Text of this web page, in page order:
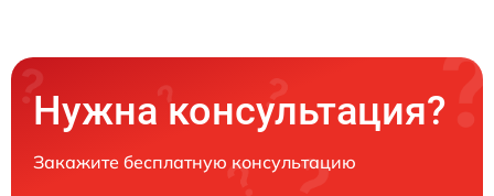
Нужна консультация?
Закажите бесплатную консультацию